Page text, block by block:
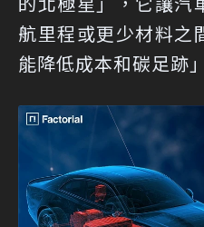
航里程或更少材料之
能降低成本和碳足跡